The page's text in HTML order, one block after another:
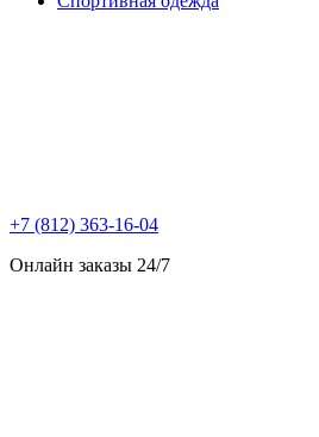
+7 (812) 363-16-04
Онлайн заказы 24/7